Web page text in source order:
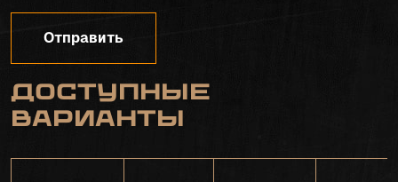
Отправить
Доступные
варианты